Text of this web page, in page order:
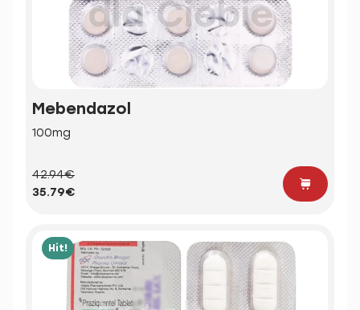
Mebendazol
100mg
42.94€
35.79€
Hit!